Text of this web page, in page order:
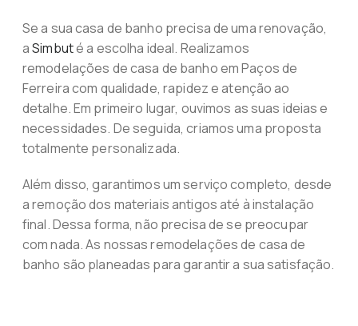
Se a sua casa de banho precisa de uma renovação,
aSimbuté a escolha ideal. Realizamos
remodelações de casa de banho em Paços de
Ferreira com qualidade, rapidez e atenção ao
detalhe. Em primeiro lugar, ouvimos as suas ideias e
necessidades. De seguida, criamos uma proposta
totalmente personalizada.
Além disso, garantimos um serviço completo, desde
a remoção dos materiais antigos até à instalação
final. Dessa forma, não precisa de se preocupar
com nada. As nossas remodelações de casa de
banho são planeadas para garantir a sua satisfação.